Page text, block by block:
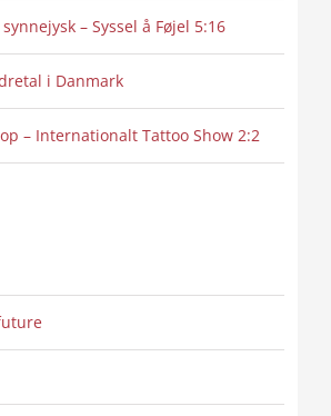
– Syssel å Føjel 5:16
i Danmark
– Internationalt Tattoo Show 2:2